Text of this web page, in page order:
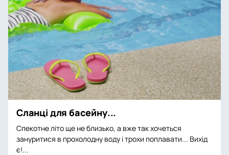
Сланці для басейну...
Спекотне літо ще не близько, а вже так хочеться
зануритися в прохолодну воду і трохи поплавати... Вихід
є!...